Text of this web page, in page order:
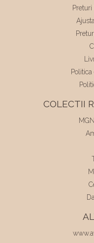
Preturi
COLECTII